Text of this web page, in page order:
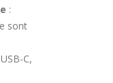
:
sont
C,